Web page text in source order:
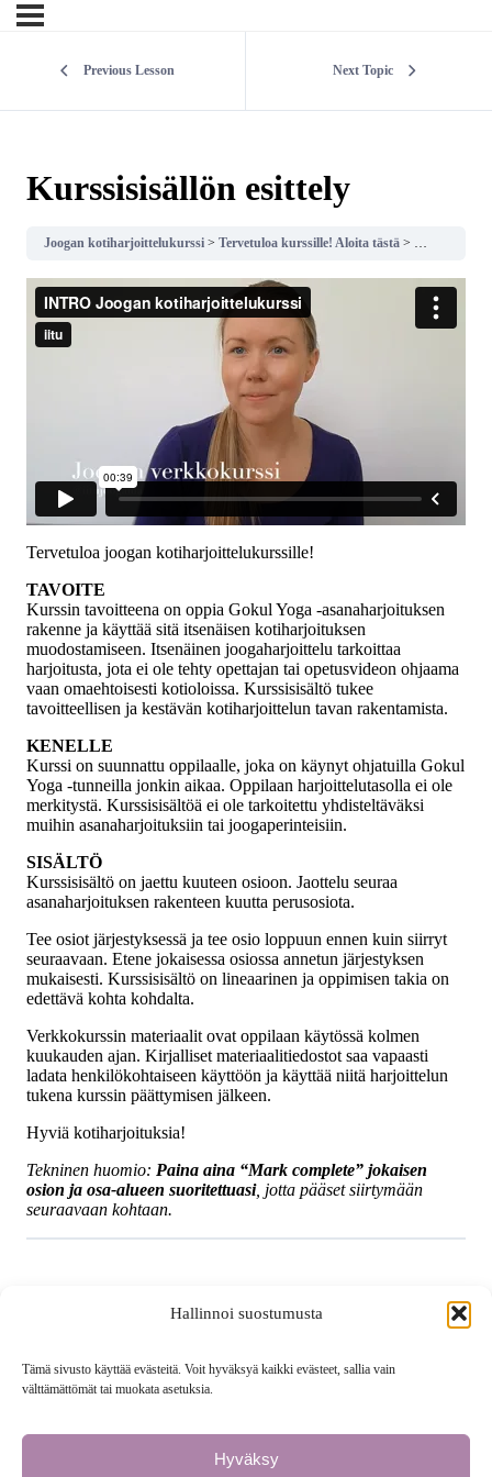
Hallinnoi suostumusta
Tämä sivusto käyttää evästeitä. Voit hyväksyä kaikki evästeet, sallia vain
välttämättömät tai muokata asetuksia.
Hyväksy
Previous Lesson Next Topic
Kurssisisällön esittely
Joogan kotiharjoittelukurssi Tervetuloa kurssille! Aloita tästä
Tervetuloa joogan kotiharjoittelukurssille!
TAVOITE
Kurssin tavoitteena on oppia Gokul Yoga -asanaharjoituksen
rakenne ja käyttää sitä itsenäisen kotiharjoituksen
muodostamiseen. Itsenäinen joogaharjoittelu tarkoittaa
harjoitusta, jota ei ole tehty opettajan tai opetusvideon ohjaama
vaan omaehtoisesti kotioloissa. Kurssisisältö tukee
tavoitteellisen ja kestävän kotiharjoittelun tavan rakentamista.
KENELLE
Kurssi on suunnattu oppilaalle, joka on käynyt ohjatuilla Gokul
Yoga -tunneilla jonkin aikaa. Oppilaan harjoittelutasolla ei ole
merkitystä. Kurssisisältöä ei ole tarkoitettu yhdisteltäväksi
muihin asanaharjoituksiin tai joogaperinteisiin.
SISÄLTÖ
Kurssisisältö on jaettu kuuteen osioon. Jaottelu seuraa
asanaharjoituksen rakenteen kuutta perusosiota.
Tee osiot järjestyksessä ja tee osio loppuun ennen kuin siirryt
seuraavaan. Etene jokaisessa osiossa annetun järjestyksen
mukaisesti. Kurssisisältö on lineaarinen ja oppimisen takia on
edettävä kohta kohdalta.
Verkkokurssin materiaalit ovat oppilaan käytössä kolmen
kuukauden ajan. Kirjalliset materiaalitiedostot saa vapaasti
ladata henkilökohtaiseen käyttöön ja käyttää niitä harjoittelun
tukena kurssin päättymisen jälkeen.
Hyviä kotiharjoituksia!
Tekninen huomio: Paina aina “Mark complete” jokaisen
osion ja osa-alueen suoritettuasi, jotta pääset siirtymään
seuraavaan kohtaan.
Previous Lesson
Back to Lesson
Next Topic